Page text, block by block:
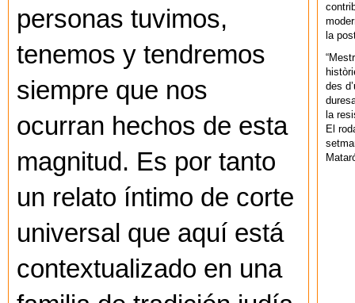
personas tuvimos,
tenemos y tendremos
siempre que nos
ocurran hechos de esta
magnitud. Es por tanto
un relato íntimo de corte
universal que aquí está
contextualizado en una
la
des
la
El